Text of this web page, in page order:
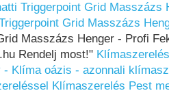
Triggerpoint Grid Masszázs
Grid Masszázs
Masszázs Henger - Profi
Rendelj most!"
- Klíma oázis - azonnali
Klímaszerelés Pest